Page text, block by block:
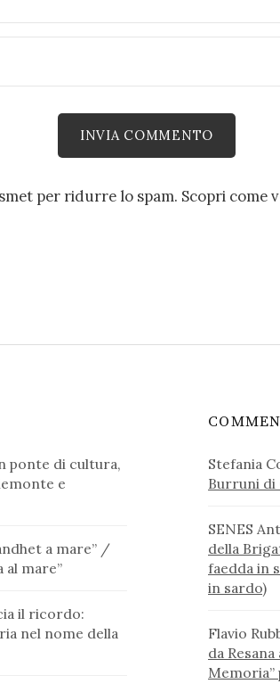
per ridurre lo spam. Scopri come
ponte di cultura,
e
a mare” /
al mare”
il ricordo:
nel nome della
Stefania
Burruni di
SENES
della
faedda in
in sardo)
Flavio
da
Memoria”